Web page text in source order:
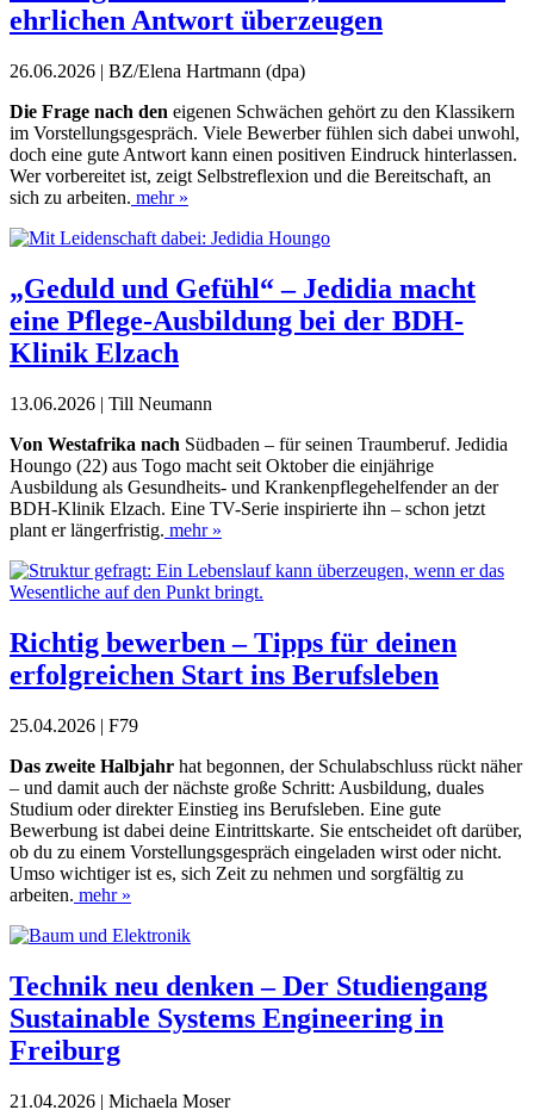
ehrlichen Antwort überzeugen
26.06.2026 | BZ/Elena Hartmann (dpa)
Die Frage nach den eigenen Schwächen gehört zu den Klassikern
im Vorstellungsgespräch. Viele Bewerber fühlen sich dabei unwohl,
doch eine gute Antwort kann einen positiven Eindruck hinterlassen.
Wer vorbereitet ist, zeigt Selbstreflexion und die Bereitschaft, an
sich zu arbeiten. mehr »
„Geduld und Gefühl“ – Jedidia macht
eine Pflege-Ausbildung bei der BDH-
Klinik Elzach
13.06.2026 | Till Neumann
Von Westafrika nach Südbaden – für seinen Traumberuf. Jedidia
Houngo (22) aus Togo macht seit Oktober die einjährige
Ausbildung als Gesundheits- und Krankenpflegehelfender an der
BDH-Klinik Elzach. Eine TV-Serie inspirierte ihn – schon jetzt
plant er längerfristig. mehr »
Richtig bewerben – Tipps für deinen
erfolgreichen Start ins Berufsleben
25.04.2026 | F79
Das zweite Halbjahr hat begonnen, der Schulabschluss rückt näher
– und damit auch der nächste große Schritt: Ausbildung, duales
Studium oder direkter Einstieg ins Berufsleben. Eine gute
Bewerbung ist dabei deine Eintrittskarte. Sie entscheidet oft darüber,
ob du zu einem Vorstellungsgespräch eingeladen wirst oder nicht.
Umso wichtiger ist es, sich Zeit zu nehmen und sorgfältig zu
arbeiten. mehr »
Technik neu denken – Der Studiengang
Sustainable Systems Engineering in
Freiburg
21.04.2026 | Michaela Moser